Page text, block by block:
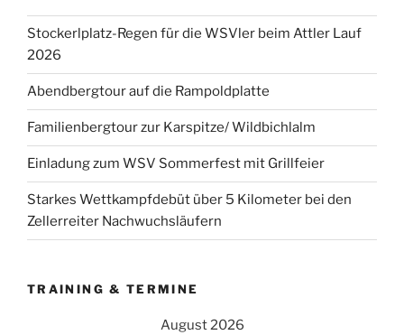
Stockerlplatz-Regen für die WSVler beim Attler Lauf
2026
Abendbergtour auf die Rampoldplatte
Familienbergtour zur Karspitze/ Wildbichlalm
Einladung zum WSV Sommerfest mit Grillfeier
Starkes Wettkampfdebüt über 5 Kilometer bei den
Zellerreiter Nachwuchsläufern
TRAINING & TERMINE
August 2026